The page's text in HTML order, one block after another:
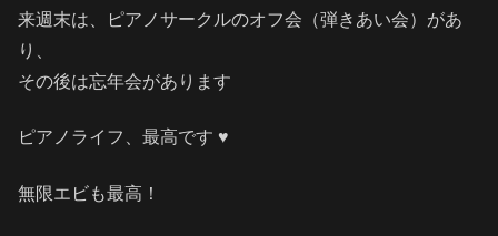
来週末は、ピアノサークルのオフ会（弾きあい会）があ
り、
その後は忘年会があります
ピアノライフ、最高です ♥
無限エビも最高！